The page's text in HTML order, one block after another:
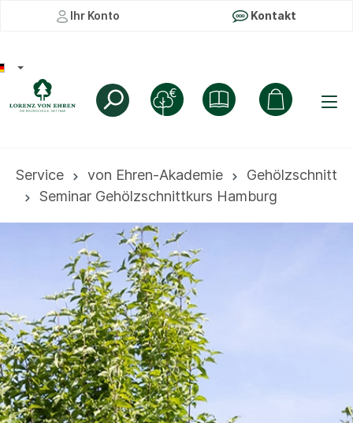
Ihr Konto Kontakt
Service von Ehren-Akademie
Gehölzschnitt
Seminar Gehölzschnittkurs Hamburg